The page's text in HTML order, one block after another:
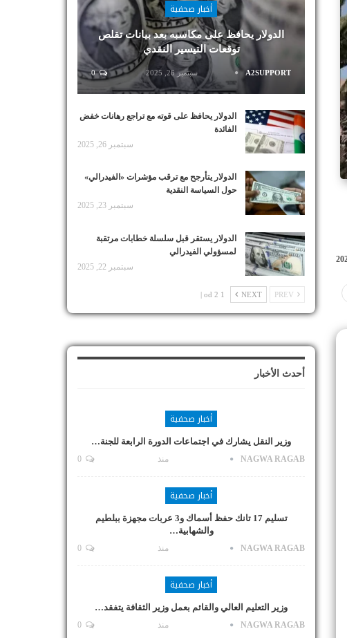
أخبار صحفية
الدولار يحافظ على مكاسبه بعد بيانات تقلص
توقعات التيسير النقدي
A2SUPPORT سبتمبر 26, 2025 0
الدولار يحافظ على قوته مع تراجع رهانات خفض
الفائدة
سبتمبر 26, 2025
الدولار يتأرجح مع ترقب مؤشرات «الفيدرالي»
حول السياسة النقدية
سبتمبر 23, 2025
الدولار يستقر قبل سلسلة خطابات مرتقبة
لمسؤولي الفيدرالي
سبتمبر 22, 2025
NEXT
1 od 2 |
أحدث الأخبار
أخبار صحفية
وزير النقل يشارك في اجتماعات الدورة الرابعة للجنة…
NAGWA RAGAB منذ
أخبار صحفية
تسليم 17 تانك حفظ أسماك و3 عربات مجهزة ببلطيم
والشهابية…
NAGWA RAGAB منذ
أخبار صحفية
وزير التعليم العالي والقائم بعمل وزير الثقافة يتفقد…
NAGWA RAGAB منذ